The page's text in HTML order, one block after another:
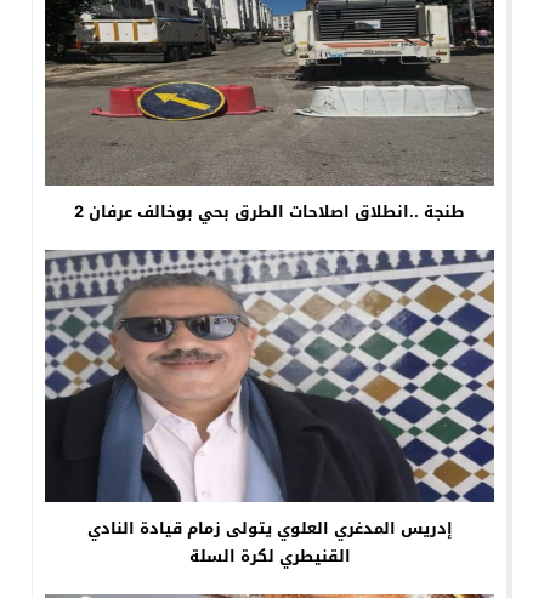
طنجة ..انطلاق اصلاحات الطرق بحي بوخالف عرفان 2
إدريس المدغري العلوي يتولى زمام قيادة النادي
القنيطري لكرة السلة